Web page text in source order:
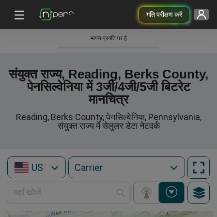
गति परीक्षण करें
मापन प्रगति पर है
संयुक्त राज्य, Reading, Berks County,
पेनसिल्वेनिया में 3जी/4जी/5जी बिटरेट
मानचित्र
Reading, Berks County, पेनसिल्वेनिया, Pennsylvania,
संयुक्त राज्य में सेलुलर डेटा नेटवर्क
US